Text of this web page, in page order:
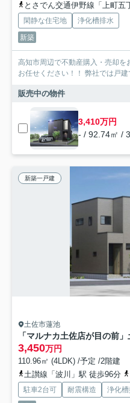
とさでん交通伊野線「上町五
閑静な住宅地
浄化槽排水
新築
高知市周辺で不動産購入・売却を
お任せください！！ 弊社では戸
販売中の物件
3,410万円
- / 92.74㎡ /
新築一戸建
土佐市蓮池
3,450万円
110.96㎡ (4LDK) /予定 /2階建
土讃線「波川」駅 徒歩96分
駐車2台可 耐震構造
浄化